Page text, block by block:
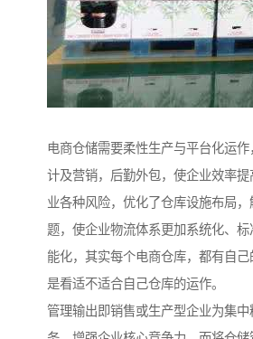
电商仓储需要柔性生产与平台化运
计及营销，后勤外包，使企业效率
业各种风险，优化了仓库设施布局，
题，使企业物流体系更加系统化、
能化，其实每个电商仓库，都有自
是看适不适合自己仓库的运作。
管理输出即销售或生产型企业为集